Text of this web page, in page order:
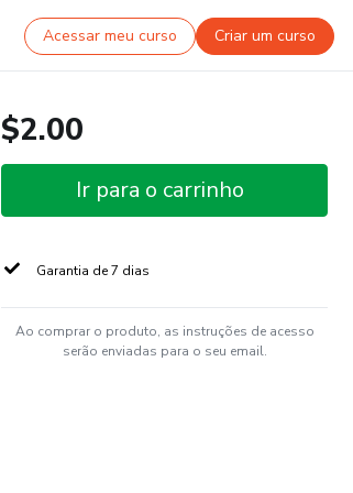
Acessar meu curso Criar um curso
$2.00
Ir para o carrinho
Garantia de 7 dias
Ao comprar o produto, as instruções de acesso
serão enviadas para o seu email.